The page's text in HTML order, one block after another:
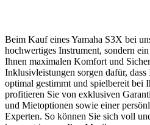
Beim Kauf eines Yamaha S3X bei
hochwertiges Instrument, sondern
Ihnen maximalen Komfort und
Inklusivleistungen sorgen dafür,
optimal gestimmt und spielbereit bei
profitieren Sie von exklusiven
und Mietoptionen sowie einer
Experten. So können Sie sich voll